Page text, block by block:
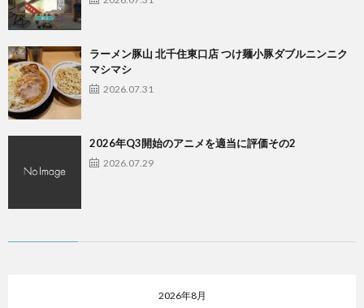
ラーメン豚山 北千住東口店 つけ麺小豚ダブルニンニク
マシマシ
2026.07.31
2026年Q3開始のアニメを適当に評価その2
2026.07.29
2026年8月